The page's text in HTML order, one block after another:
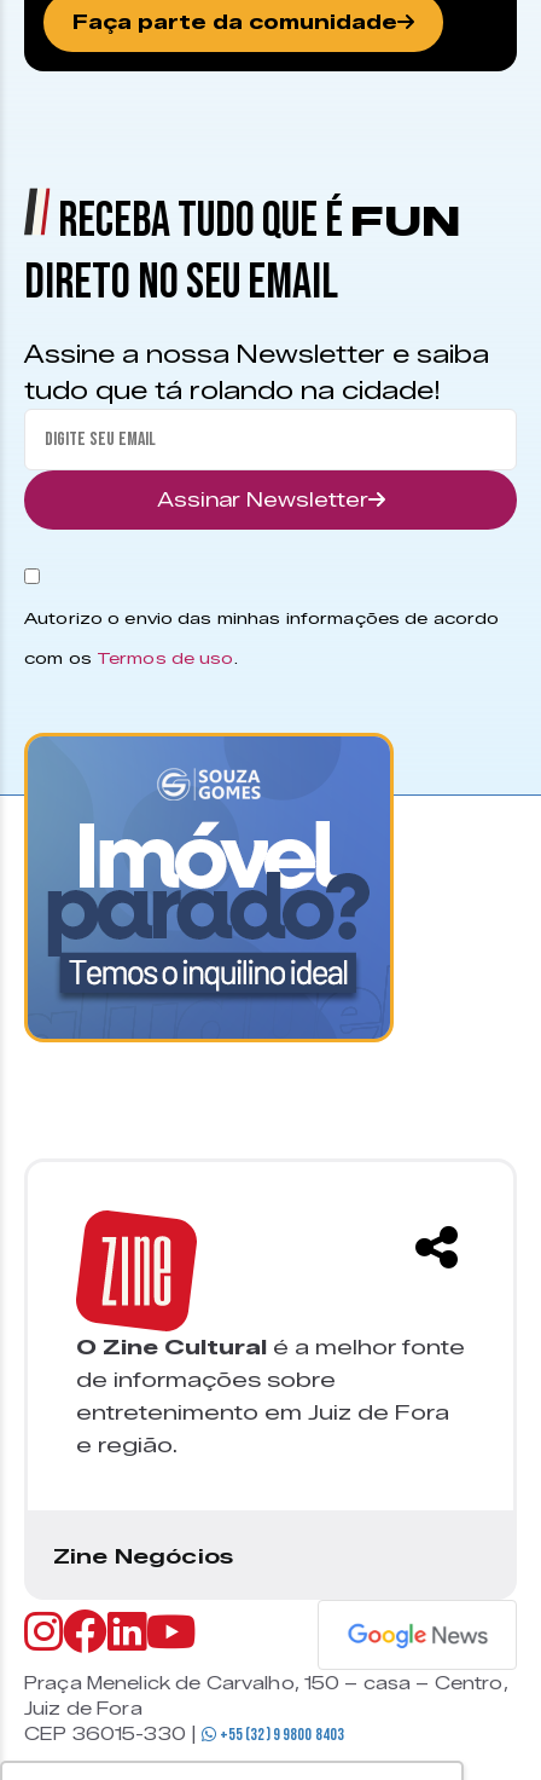
Faça parte da comunidade
RECEBA TUDO QUE É FUN
DIRETO NO SEU EMAIL
Assine a nossa Newsletter e saiba
tudo que tá rolando na cidade!
Assinar Newsletter
Autorizo o envio das minhas informações de acordo
com os Termos de uso
O Zine Cultural é a melhor fonte
de informações sobre
entretenimento em Juiz de Fora
e região.
Zine Negócios
Praça Menelick de Carvalho, 150 – casa – Centro,
Juiz de Fora
CEP 36015-330 |
+55 (32) 9 9800 8403